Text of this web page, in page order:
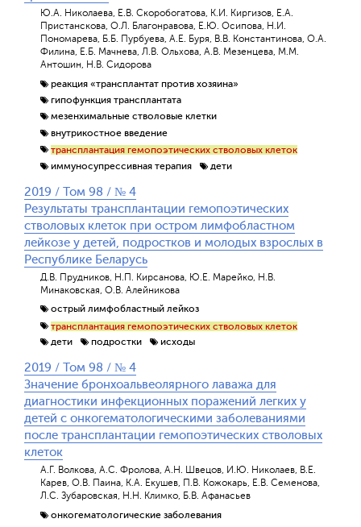
Ю.А. Николаева, Е.В. Скоробогатова, К.И. Киргизов, Е.А.
Пристанскова, О.Л. Благонравова, Е.Ю. Осипова, Н.И.
Пономарева, Б.Б. Пурбуева, А.Е. Буря, В.В. Константинова, О.А.
Филина, Е.Б. Мачнева, Л.В. Ольхова, А.В. Мезенцева, М.М.
Антошин, Н.В. Сидорова
реакция «трансплантат против хозяина»
гипофункция трансплантата
мезенхимальные стволовые клетки
внутрикостное введение
трансплантация гемопоэтических стволовых клеток
иммуносупрессивная терапия
дети
2019 / Том 98 / № 4
Результаты трансплантации гемопоэтических
стволовых клеток при остром лимфобластном
лейкозе у детей, подростков и молодых взрослых в
Республике Беларусь
Д.В. Прудников, Н.П. Кирсанова, Ю.Е. Марейко, Н.В.
Минаковская, О.В. Алейникова
острый лимфобластный лейкоз
трансплантация гемопоэтических стволовых клеток
дети
подростки исходы
2019 / Том 98 / № 4
Значение бронхоальвеолярного лаважа для
диагностики инфекционных поражений легких у
детей с онкогематологическими заболеваниями
после трансплантации гемопоэтических стволовых
клеток
А.Г. Волкова, А.С. Фролова, А.Н. Швецов, И.Ю. Николаев, В.Е.
Карев, О.В. Паина, К.А. Екушев, П.В. Кожокарь, Е.В. Семенова,
Л.С. Зубаровская, Н.Н. Климко, Б.В. Афанасьев
онкогематологические заболевания